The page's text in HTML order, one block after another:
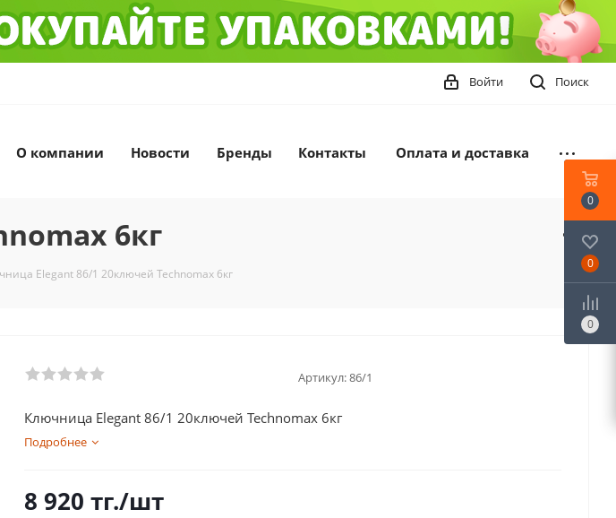
Поиск
Войти
О компании Новости Бренды Контакты Оплата и доставка
6кг
Elegant 86/1 20ключей Technomax 6кг
Артикул:86/1
Ключница Elegant 86/1 20ключей Technomax 6кг
Подробнее
8 920 тг./шт
0
0
0